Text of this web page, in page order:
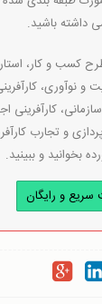
داشته باشید.
کسب و کار،
و نوآوری،
کارآفرینی
و تجارب
بخوانید و ببینید.
و رایگان